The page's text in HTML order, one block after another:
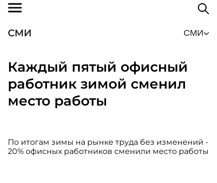
СМИ СМИ
Каждый пятый офисный
работник зимой сменил
место работы
По итогам зимы на рынке труда без изменений -
20% офисных работников сменили место работы